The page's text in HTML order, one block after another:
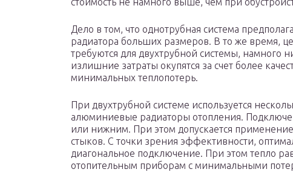
Дело в том, что однотрубная система
радиатора больших размеров. В то же время,
требуются для двухтрубной системы, намного
излишние затраты окупятся за счет более
минимальных теплопотерь.
При двухтрубной системе используется
алюминиевые радиаторы отопления.
или нижним. При этом допускается
стыков. С точки зрения эффективности,
диагональное подключение. При этом тепло
отопительным приборам с минимальными